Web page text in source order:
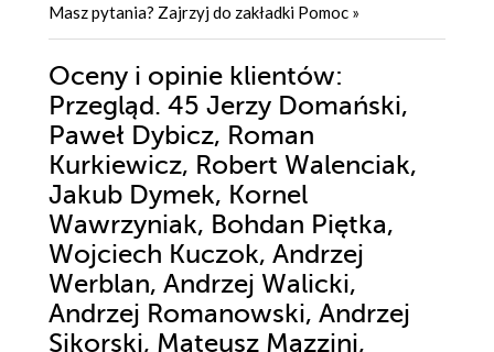
Masz pytania? Zajrzyj do zakładki Pomoc »
Oceny i opinie klientów:
Przegląd. 45 Jerzy Domański,
Paweł Dybicz, Roman
Kurkiewicz, Robert Walenciak,
Jakub Dymek, Kornel
Wawrzyniak, Bohdan Piętka,
Wojciech Kuczok, Andrzej
Werblan, Andrzej Walicki,
Andrzej Romanowski, Andrzej
Sikorski, Mateusz Mazzini,